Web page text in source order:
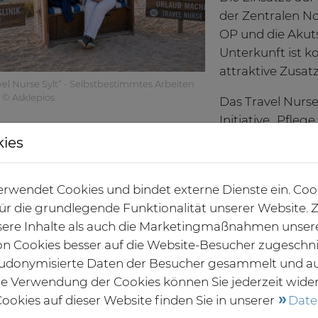
Nurse Sylt“ - Selbstbestimmtes Arbeiten
© Asklepios
der Zentralen
OP und die
Unterkunft ist
attraktive
Das Travel
Initiative
Flexibilität und das außergewöhnliche
Gemmel, CEO von Asklepios, bringt es auf den
Situation. Die Nordseeklinik Sylt erhält in den
während Hamburger Pflegekräfte
dort entspannen, wo andere Urlaub machen."
können den massiven Fachkräftemangel im
Rezepten von gestern lösen. Wir müssen
Cookies und bindet externe Dienste ein.
die grundlegende Funktionalität unserer Website.
Inhalte als auch die Marketingmaßnahmen
Cookies besser auf die Website-Besucher
Daten der Besucher gesammelt und
Verwendung der Cookies können Sie jederzeit
auf dieser Website finden Sie in unserer